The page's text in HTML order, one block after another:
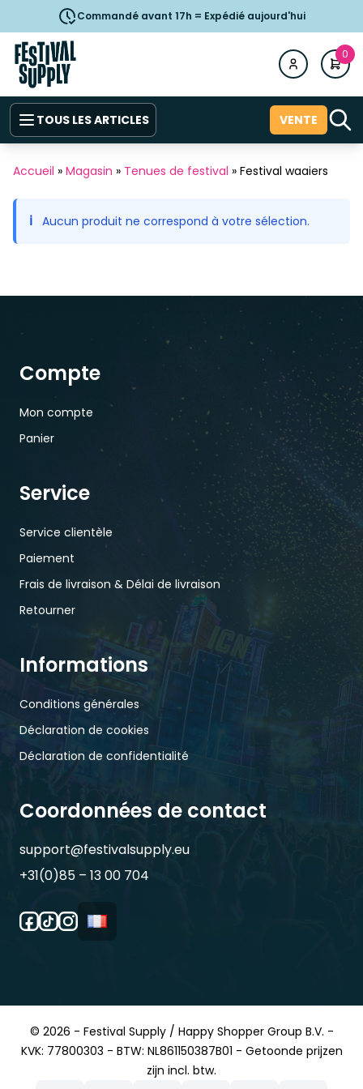
Commandé avant 17h = Expédié aujourd'hui
0
TOUS LES ARTICLES VENTE
Accueil » Magasin » Tenues de festival » Festival waaiers
Aucun produit ne correspond à votre sélection.
Compte
Mon compte
Panier
Service
Service clientèle
Paiement
Frais de livraison & Délai de livraison
Retourner
Informations
Conditions générales
Déclaration de cookies
Déclaration de confidentialité
Coordonnées de contact
support@festivalsupply.eu
+31(0)85 – 13 00 704
© 2026 - Festival Supply / Happy Shopper Group B.V. -
KVK: 77800303 - BTW: NL861150387B01 - Getoonde prijzen
zijn incl. btw.